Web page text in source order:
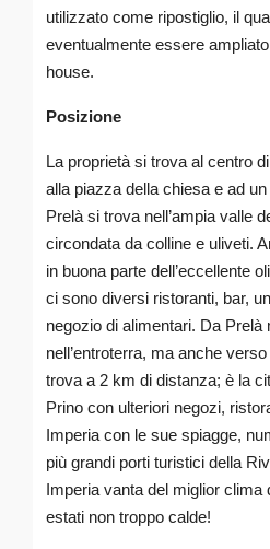
utilizzato come ripostiglio, il
eventualmente essere
house.
Posizione
La proprietà si trova al centro
alla piazza della chiesa e ad
Prelà si trova nell’ampia valle
circondata da colline e uliveti.
in buona parte dell’eccellente
ci sono diversi ristoranti, bar,
negozio di alimentari. Da Prelà
nell’entroterra, ma anche
trova a 2 km di distanza; è la
Prino con ulteriori negozi,
Imperia con le sue spiagge,
più grandi porti turistici della
Imperia vanta del miglior clima
estati non troppo calde!